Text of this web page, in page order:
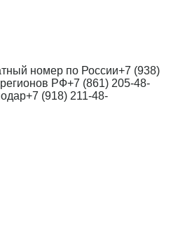
номер по России+7 (938)
РФ+7 (861) 205-48-
+7 (918) 211-48-